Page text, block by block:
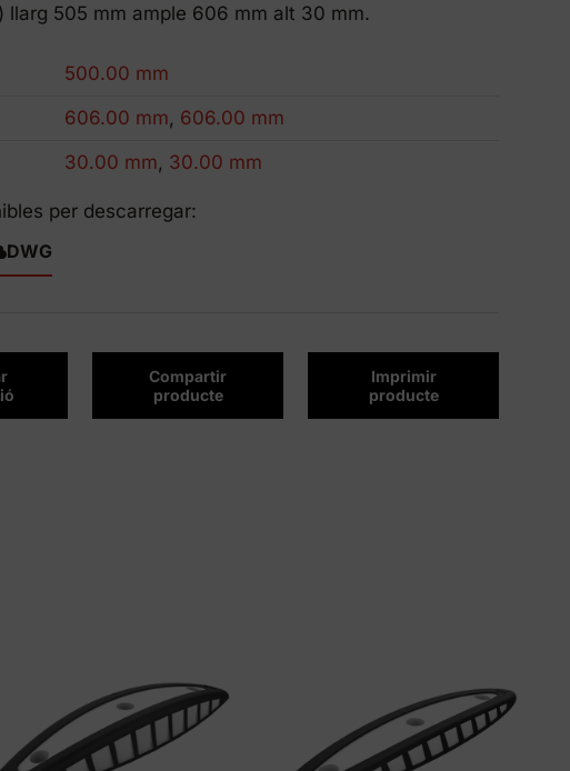
Productes Eco-Friendly
llarg 505 mm ample 606 mm alt 30 mm.
500.00 mm
606.00 mm, 606.00 mm
30.00 mm, 30.00 mm
per descarregar:
DWG
Compartir
producte
Imprimir
producte